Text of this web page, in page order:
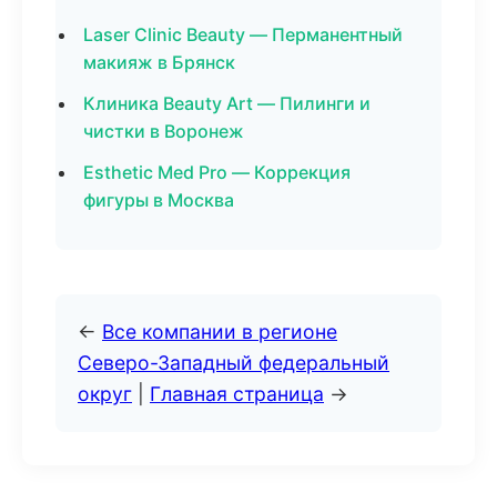
Laser Clinic Beauty — Перманентный
макияж в Брянск
Клиника Beauty Art — Пилинги и
чистки в Воронеж
Esthetic Med Pro — Коррекция
фигуры в Москва
← Все компании в регионе
Северо-Западный федеральный
округ
Главная страница →